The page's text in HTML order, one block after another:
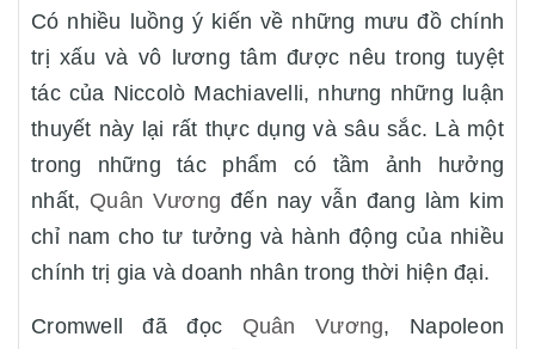
Có nhiều luồng ý kiến về những mưu đồ chính
trị xấu và vô lương tâm được nêu trong tuyệt
tác của Niccolò Machiavelli, nhưng những luận
thuyết này lại rất thực dụng và sâu sắc. Là một
trong những tác phẩm có tầm ảnh hưởng
nhất, Quân Vương đến nay vẫn đang làm kim
chỉ nam cho tư tưởng và hành động của nhiều
chính trị gia và doanh nhân trong thời hiện đại.
Cromwell đã đọc Quân Vương, Napoleon